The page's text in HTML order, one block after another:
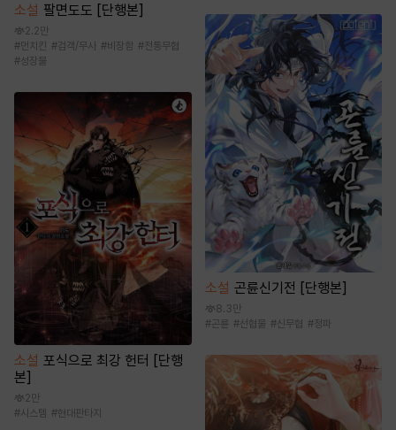
소설 팔면도도 [단행본]
2.2만
#먼치킨 #검객/무사 #비장함 #전통무협
#성장물
소설 포식으로 최강 헌터 [단행
본]
2만
#시스템 #현대판타지
소설 곤륜신기전 [단행본]
8.3만
#곤륜 #선협물 #신무협 #정파